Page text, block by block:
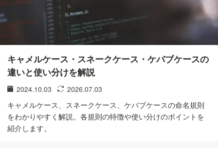
キャメルケース・スネークケース・ケバブケースの
違いと使い分けを解説
2024.10.03 2026.07.03
キャメルケース、スネークケース、ケバブケースの命名規則
をわかりやすく解説。各規則の特徴や使い分けのポイントを
紹介します。